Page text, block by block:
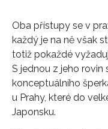
Oba přístupy se v
každý je na ně však
totiž pokaždé
S jednou z jeho
konceptuálního
u Prahy, které do
Japonsku.